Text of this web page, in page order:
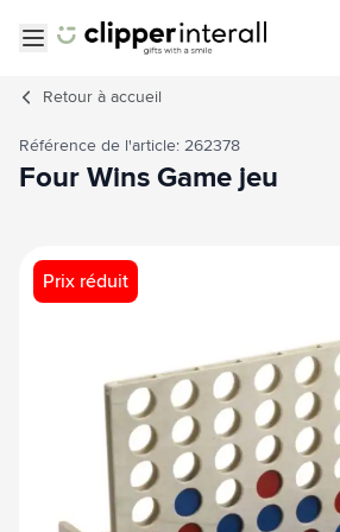
Retour à accueil
Prix réduit
Image principale
Cliquez pour voir l'image en plein écran
Référence de l'article: 262378
Four Wins Game jeu